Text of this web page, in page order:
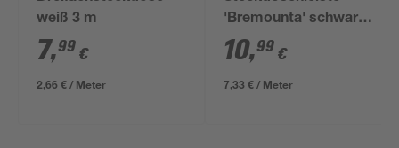
weiß 3 m
7,99 €
2,66 € / Meter
'Bremounta' schwarz
4-fach 1,5 m
10,99 €
7,33 € / Meter